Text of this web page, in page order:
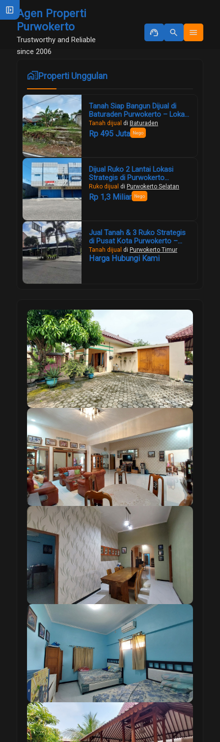
Agen Properti
Purwokerto
Trustworthy and Reliable
since 2006
support_agent search menu
maps_home_workProperti Unggulan
Tanah Siap Bangun Dijual di
Baturaden Purwokerto – Lokasi
Strategis, View Gunung Slamet,
Harga Murah!
Tanah dijual di Baturaden
Rp 495 Juta Nego
Dijual Ruko 2 Lantai Lokasi
Strategis di Purwokerto
Selatan
Ruko dijual di Purwokerto Selatan
Rp 1,3 Miliar Nego
Jual Tanah & 3 Ruko Strategis
di Pusat Kota Purwokerto –
Lahan Luas 1.957 m², Cocok
Investasi Komersial
Tanah dijual di Purwokerto Timur
Harga Hubungi Kami
left_panel_open